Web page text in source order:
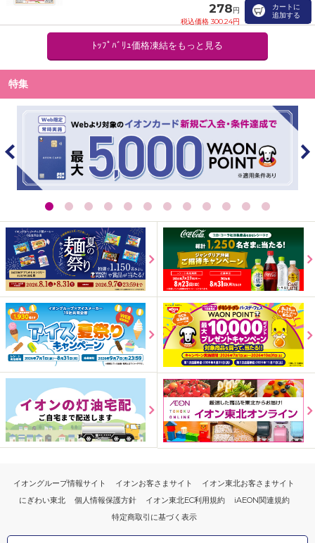
278円
税込価格 300.24円
カートに
追加する
ﾄｯﾌﾟﾊﾞﾘｭ価格凍結をもっと見る
特集
イオングループ情報サイト イオンお客さまサイト
イオン東北お客さまサイト
にぎわい東北
個人情報保護方針 イオン東北EC利用規約
iAEON関連規約
特定商取引に基づく表示